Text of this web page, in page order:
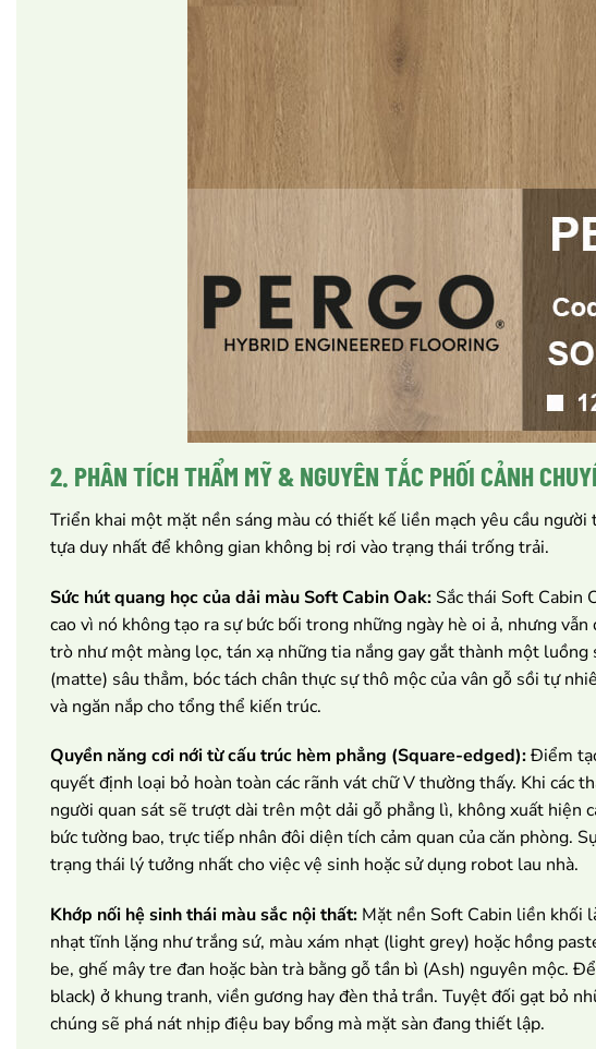
2. PHÂN TÍCH THẨM MỸ & NGUYÊN TẮC PHỐI CẢNH
Triển khai một mặt nền sáng màu có thiết kế liền mạch yêu cầu
tựa duy nhất để không gian không bị rơi vào trạng thái trống trải.
Sức hút quang học của dải màu Soft Cabin Oak: Sắc thái Soft Cabin
cao vì nó không tạo ra sự bức bối trong những ngày hè oi ả, nhưng
trò như một màng lọc, tán xạ những tia nắng gay gắt thành một
(matte) sâu thẳm, bóc tách chân thực sự thô mộc của vân gỗ sồi tự
và ngăn nắp cho tổng thể kiến trúc.
Quyền năng cơi nới từ cấu trúc hèm phẳng (Square-edged):Điểm
quyết định loại bỏ hoàn toàn các rãnh vát chữ V thường thấy. Khi
người quan sát sẽ trượt dài trên một dải gỗ phẳng lì, không xuất hiện
bức tường bao, trực tiếp nhân đôi diện tích cảm quan của căn phòng.
trạng thái lý tưởng nhất cho việc vệ sinh hoặc sử dụng robot lau nhà.
Khớp nối hệ sinh thái màu sắc nội thất: Mặt nền Soft Cabin liền khối
nhạt tĩnh lặng như trắng sứ, màu xám nhạt (light grey) hoặc hồng
be, ghế mây tre đan hoặc bàn trà bằng gỗ tần bì (Ash) nguyên mộc.
black) ở khung tranh, viền gương hay đèn thả trần. Tuyệt đối gạt bỏ
chúng sẽ phá nát nhịp điệu bay bổng mà mặt sàn đang thiết lập.